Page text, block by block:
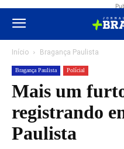
Início Bragança Paulista
Bragança Paulista Polícial
Mais um
registrando
Paulista